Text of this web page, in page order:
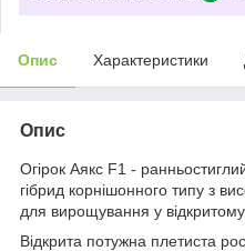
Опис Характеристики
Опис
Огірок Аякс F1 -
гібрид корнішонного типу з
для вирощування у відкритому
Відкрита потужна плетиста